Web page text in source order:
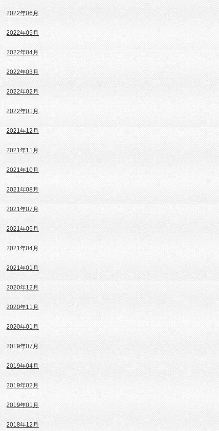
2022年06月
2022年05月
2022年04月
2022年03月
2022年02月
2022年01月
2021年12月
2021年11月
2021年10月
2021年08月
2021年07月
2021年05月
2021年04月
2021年01月
2020年12月
2020年11月
2020年01月
2019年07月
2019年04月
2019年02月
2019年01月
2018年12月